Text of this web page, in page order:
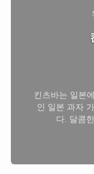
킨츠바는 일본
인 일본 과자
다. 달콤